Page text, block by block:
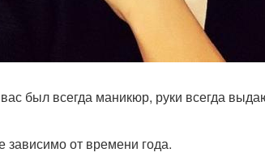
был всегда маникюр, руки всегда
зависимо от времени года.